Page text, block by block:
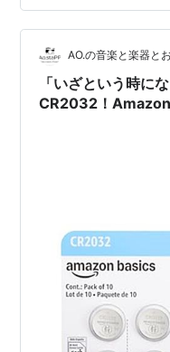
月の早朝、近所の住
CR2032・1個入りを
や充電ケーブルが並
AO.の音楽と楽器と
「いざという時に
CR2032！